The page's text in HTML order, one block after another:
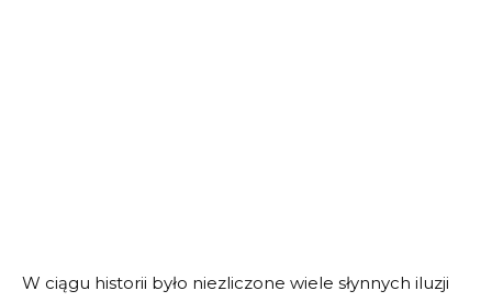
W ciągu historii było niezliczone wiele słynnych iluzji